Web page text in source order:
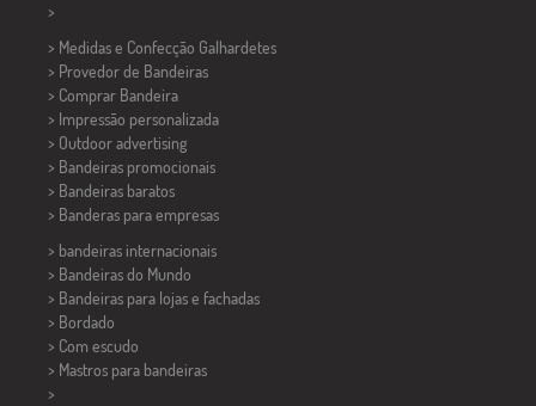
>
> Medidas e Confecção Galhardetes
> Provedor de Bandeiras
> Comprar Bandeira
> Impressão personalizada
> Outdoor advertising
> Bandeiras promocionais
> Bandeiras baratos
> Banderas para empresas
> bandeiras internacionais
> Bandeiras do Mundo
> Bandeiras para lojas e fachadas
> Bordado
> Com escudo
> Mastros para bandeiras
>